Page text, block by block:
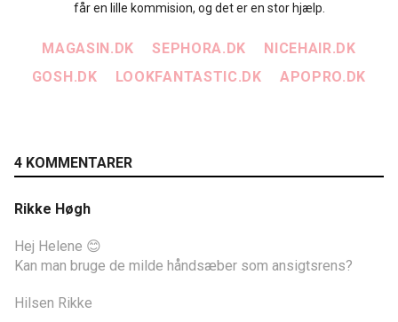
får en lille kommision, og det er en stor hjælp.
MAGASIN.DK SEPHORA.DK
NICEHAIR.DK
GOSH.DK
LOOKFANTASTIC.DK APOPRO.DK
4 KOMMENTARER
Rikke Høgh
Hej Helene 😊
Kan man bruge de milde håndsæber som ansigtsrens?
Hilsen Rikke